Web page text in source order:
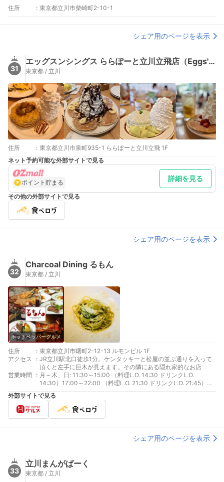
住所 : 東京都立川市柴崎町2-10-1
シェア用のページを表示
31
エッグスンシングス ららぽーと立川立飛店（Eggs'n Things）
東京都 / 立川
住所 : 東京都立川市泉町935-1 ららぽーと立川立飛 1F
ネット予約可能な外部サイトで見る
ポイント貯まる 詳細を見る
その他の外部サイトで見る
シェア用のページを表示
32
Charcoal Dining るもん
東京都 / 立川
ホットペッパーグルメ
住所 : 東京都立川市曙町2-12-13 ルモンビル 1F
アクセス
: JR立川駅北口徒歩1分。ケンタッキーと松屋の並ぶ通りを入って
頂くと左手に巨木が見えます。その隣にある隠れ家的なお店
営業時間
: 月～木、日: 11:30～15:00 （料理L.O. 14:30 ドリンクL.O.
14:30）17:00～22:00 （料理L.O. 21:30 ドリンクL.O. 21:45）
金、土: 11:30～15:00 （料理L.O. 14:30 ドリンクL.O. 14:30）
17:00～23:00 （料理L.O. 22:15 ドリンクL.O. 22:30）祝日: 11:30
～15:00 （料理L.O. 14:30 ドリンクL.O. 14:30）17:00～23:00
（料理L.O. 21:30 ドリンクL.O. 22:30）祝前日: 11:30～15:00
外部サイトで見る
シェア用のページを表示
33
立川まんがぱーく
東京都 / 立川